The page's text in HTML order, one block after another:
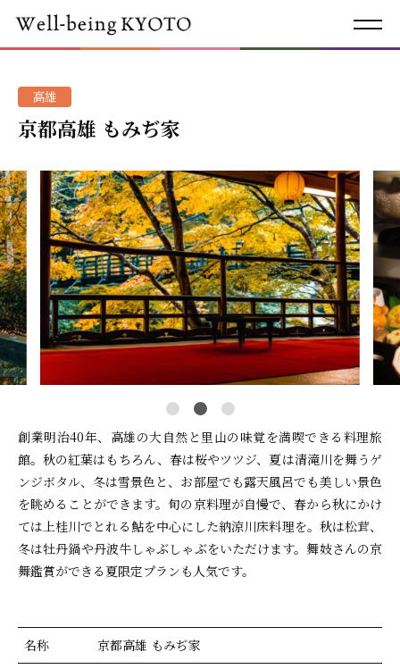
高雄
京都高雄 もみぢ家
創業明治40年、高雄の大自然と里山の味覚を満喫できる料理旅
館。秋の紅葉はもちろん、春は桜やツツジ、夏は清滝川を舞うゲ
ンジボタル、冬は雪景色と、お部屋でも露天風呂でも美しい景色
を眺めることができます。旬の京料理が自慢で、春から秋にかけ
ては上桂川でとれる鮎を中心にした納涼川床料理を。秋は松茸、
冬は牡丹鍋や丹波牛しゃぶしゃぶをいただけます。舞妓さんの京
舞鑑賞ができる夏限定プランも人気です。
名称
京都高雄 もみぢ家